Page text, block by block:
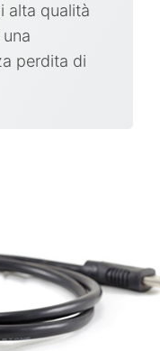
alta qualità
perdita di